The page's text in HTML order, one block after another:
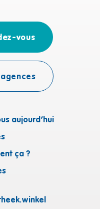
aujourd’hui
ça ?
vous